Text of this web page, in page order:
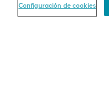
Configuración de cookies